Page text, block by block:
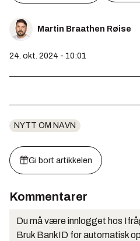
Martin Braathen Røise
24. okt. 2024 - 10:01
NYTT OM NAVN
Gi bort artikkelen
Kommentarer
Du må være innlogget hos
Bruk BankID for automatisk